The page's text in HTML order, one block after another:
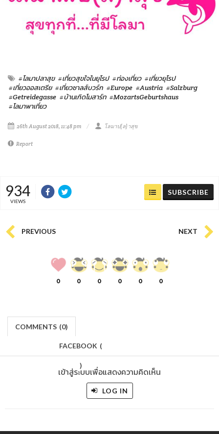
#โลมาปลาสุข #เที่ยวสุขใจในยุโรป #ท่องเที่ยว #เที่ยวยุโรป
#เที่ยวออสเตรีย #เที่ยวซาลส์บวร์ก #Europe #Austria #Salzburg
#Getreidegasse #บ้านเกิดโมสาร์ท #MozartsGeburtshaus
#โลมาพาเที่ยว
26th August 2018, 11:48 pm โลมาป(ล)าสุข
Report
934
VIEWS
SUBSCRIBE
PREVIOUS NEXT
0 0 0 0 0 0
COMMENTS (0)
FACEBOOK (
)
เข้าสู่ระบบเพื่อแสดงความคิดเห็น
LOG IN